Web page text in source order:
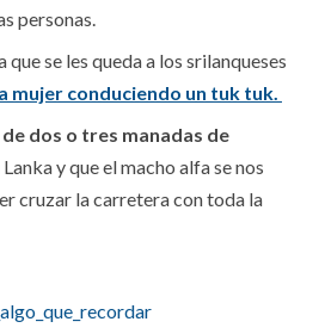
personas.
se les queda a los srilanqueses
mujer conduciendo un tuk tuk.
dos o tres manadas de
Lanka y que el macho alfa se nos
cruzar la carretera con toda la